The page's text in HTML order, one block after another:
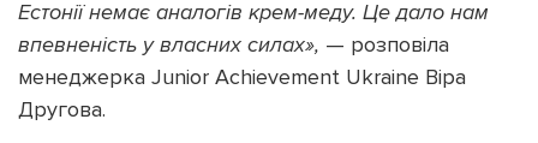
Естонії немає аналогів крем-меду. Це дало нам
впевненість у власних силах», — розповіла
менеджерка Junior Achievement Ukraine Віра
Другова.